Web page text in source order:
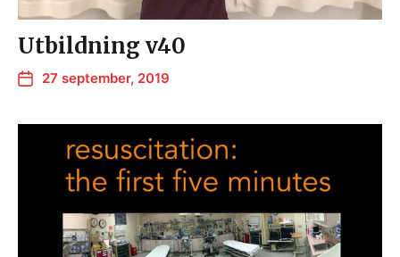
Utbildning v40
27 september, 2019